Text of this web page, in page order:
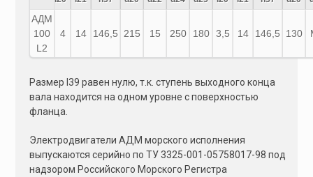
АДМ
100
L2
4 14 146,5 215 15 250 180 3,5 14 146,5 130
Размер l39 равен нулю, т.к. ступень выходного конца
вала находится на одном уровне с поверхностью
фланца.
Электродвигатели АДМ морского исполнения
выпускаются серийно по ТУ 3325-001-05758017-98 под
надзором Российского Морского Регистра